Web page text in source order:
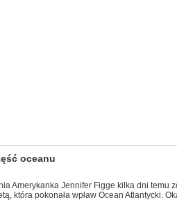
oceanu
Amerykanka Jennifer Figge kilka dni temu
która pokonała wpław Ocean Atlantycki.